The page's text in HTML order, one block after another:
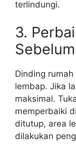
terlindungi.
3.
Dinding
lembap. Jika
maksimal.
memperbaiki
ditutup, area
dilakukan